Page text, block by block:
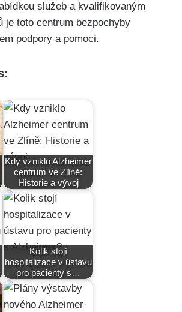
služeb a kvalifikovaným
je toto centrum bezpochyby
podpory a pomoci.
Kdy vzniklo Alzheimer
centrum ve Zlíně:
Historie a vývoj
Kolik stojí
hospitalizace v ústavu
pro pacienty s…